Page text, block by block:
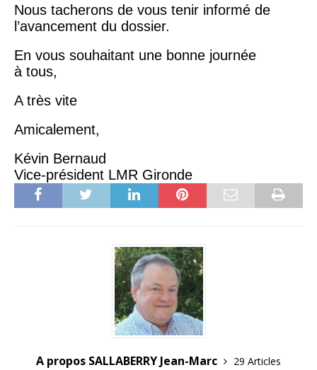
Nous tacherons de vous tenir informé de
l’avancement du dossier.
En vous souhaitant une bonne journée
à tous,
A très vite
Amicalement,
Kévin Bernaud
Vice-président LMR Gironde
A propos SALLABERRY Jean-Marc
29 Articles